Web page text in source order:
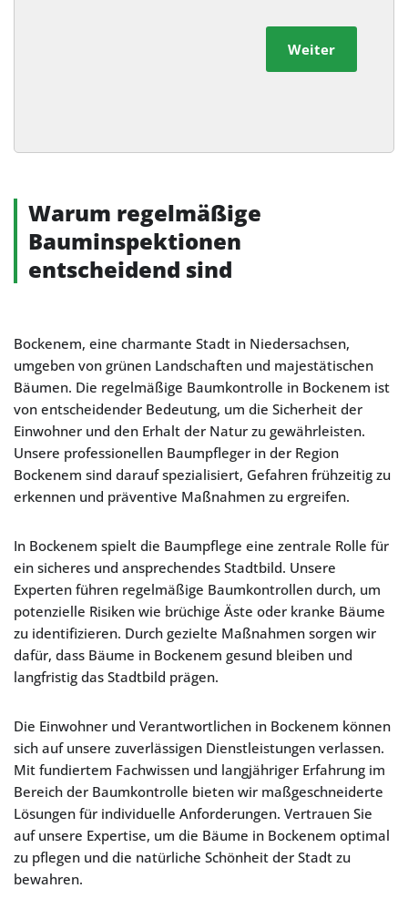
Weiter
Alternative:
Warum regelmäßige
Bauminspektionen
entscheidend sind
Bockenem, eine charmante Stadt in Niedersachsen,
umgeben von grünen Landschaften und majestätischen
Bäumen. Die regelmäßige Baumkontrolle in Bockenem ist
von entscheidender Bedeutung, um die Sicherheit der
Einwohner und den Erhalt der Natur zu gewährleisten.
Unsere professionellen Baumpfleger in der Region
Bockenem sind darauf spezialisiert, Gefahren frühzeitig zu
erkennen und präventive Maßnahmen zu ergreifen.
In Bockenem spielt die Baumpflege eine zentrale Rolle für
ein sicheres und ansprechendes Stadtbild. Unsere
Experten führen regelmäßige Baumkontrollen durch, um
potenzielle Risiken wie brüchige Äste oder kranke Bäume
zu identifizieren. Durch gezielte Maßnahmen sorgen wir
dafür, dass Bäume in Bockenem gesund bleiben und
langfristig das Stadtbild prägen.
Die Einwohner und Verantwortlichen in Bockenem können
sich auf unsere zuverlässigen Dienstleistungen verlassen.
Mit fundiertem Fachwissen und langjähriger Erfahrung im
Bereich der Baumkontrolle bieten wir maßgeschneiderte
Lösungen für individuelle Anforderungen. Vertrauen Sie
auf unsere Expertise, um die Bäume in Bockenem optimal
zu pflegen und die natürliche Schönheit der Stadt zu
bewahren.